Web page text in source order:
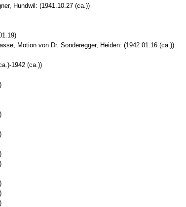
Hundwil: (1941.10.27 (ca.))
Motion von Dr. Sonderegger, Heiden: (1942.01.16 (ca.))
1942 (ca.))